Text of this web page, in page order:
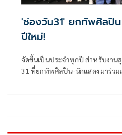
'ช่องวัน31' ยกทัพศิลปิ
ปีใหม่!
จัดขึ้นเป็นประจำทุกปี สำหรับงาน
31 ที่ยกทัพศิลปิน-นักแสดง มาร่วมแจก ปฏิทินช่องวัน 2026